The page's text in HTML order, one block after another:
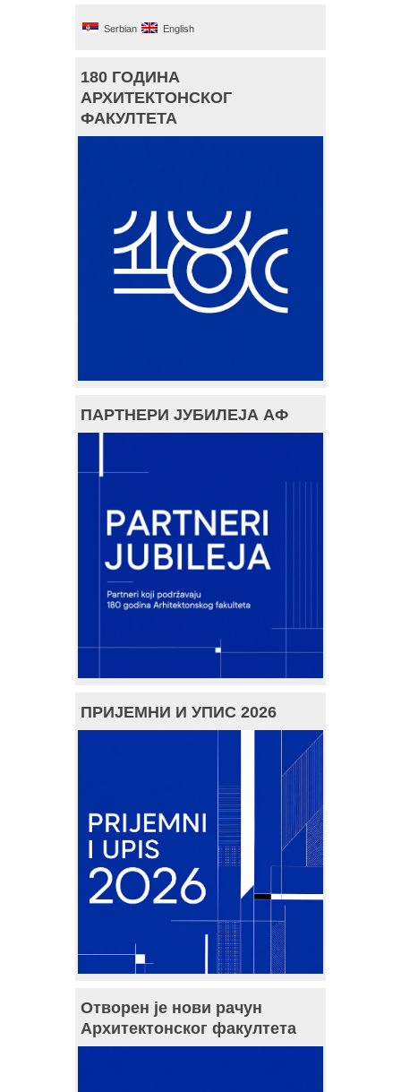
Serbian English
180 ГОДИНА
АРХИТЕКТОНСКОГ
ФАКУЛТЕТА
ПАРТНЕРИ ЈУБИЛЕЈА АФ
ПРИЈЕМНИ И УПИС 2026
Отворен је нови рачун
Архитектонског факултета